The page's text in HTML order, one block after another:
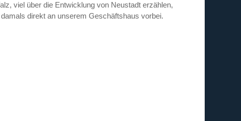
viel über die Entwicklung von Neustadt erzählen,
direkt an unserem Geschäftshaus vorbei.